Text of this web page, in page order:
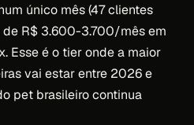
único mês (47 clientes
de R$ 3.600-3.700/mês em
Esse é o tier onde a maior
vai estar entre 2026 e
pet brasileiro continua